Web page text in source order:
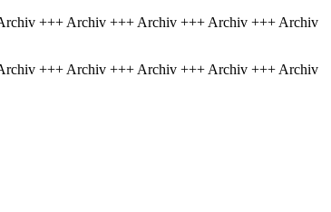
+++ Archiv +++ Archiv +++ Archiv +++ Archiv
+++ Archiv +++ Archiv +++ Archiv +++ Archiv